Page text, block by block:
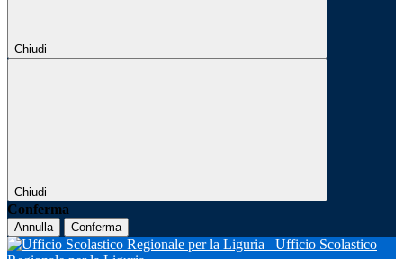
Chiudi
Chiudi
Conferma
Annulla Conferma
Ufficio Scolastico